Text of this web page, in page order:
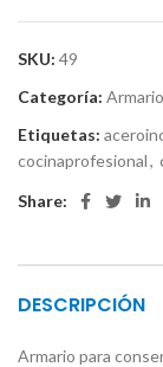
SKU: 49
Categoría:
Etiquetas:
cocinaprofesional,
Share:
DESCRIPCIÓN
Armario para